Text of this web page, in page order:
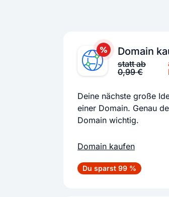
Domain
statt ab
0,99 €
Deine nächste große
einer Domain. Genau
Domain wichtig.
Domain kaufen
Du sparst 99 %